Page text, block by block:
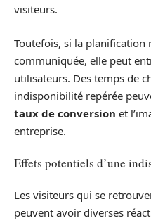
visiteurs.
Toutefois, si la planification
communiquée, elle peut
utilisateurs. Des temps de
indisponibilité repérée
taux de conversion et
entreprise.
Effets potentiels d’une
Les visiteurs qui se
peuvent avoir diverses